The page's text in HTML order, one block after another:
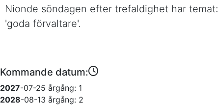
Nionde söndagen efter trefaldighet har temat:
'goda förvaltare'.
Kommande datum:
2027-07-25 årgång: 1
2028-08-13 årgång: 2